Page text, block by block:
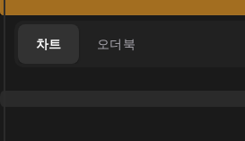
차트 오더북